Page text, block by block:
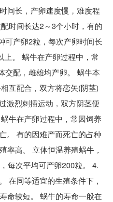
间长，产卵速度慢，难度程
时间长达2～3个小时，有的
可产卵2粒，每次产卵时间长
。 蜗牛在产卵过程中，常
交配，雌雄均产卵。 蜗牛本
互配合，双方将恋矢(阴茎)
激烈刺插运动，双方阴茎便
牛在产卵过程中，常因饲养
。 有的因难产而死亡的占种
率高。 立体恒温养殖蜗牛，
每次平均可产卵200粒。 4.
在同等适宜的生殖条件下，
命较短。 蜗牛的寿命一般在